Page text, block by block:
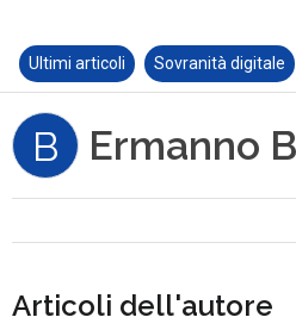
Ultimi articoli Sovranità digitale
B Ermanno
Articoli dell'autore